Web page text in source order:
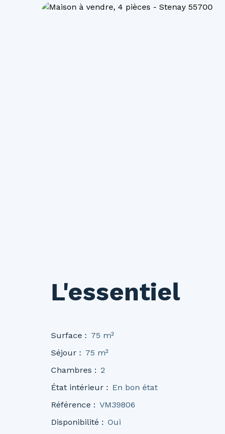
L'essentiel
Surface : 75 m²
Séjour : 75 m²
Chambres : 2
État intérieur : En bon état
Référence : VM39806
Disponibilité : Oui